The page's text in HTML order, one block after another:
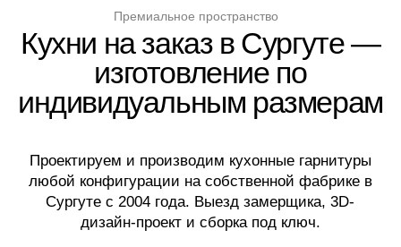
Проектируем и производим кухонные гарнитуры
любой конфигурации на собственной фабрике в
Сургуте с 2004 года. Выезд замерщика, 3D-
Индивидуальный проект, точный замер, 5 лет
гарантии и рассрочка до 4 месяцев без переплат.
изготовление по
индивидуальным размерам